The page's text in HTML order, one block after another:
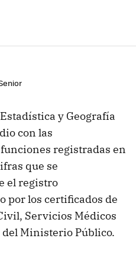
y Geografía
con las
registradas en
que se
el registro
por los certificados de
Servicios Médicos
del Ministerio Público.